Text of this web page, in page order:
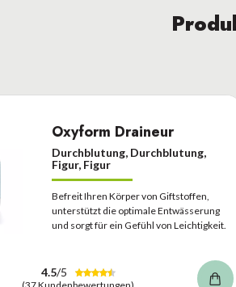
Oxyform Draineur
Durchblutung, Durchblutung,
Figur, Figur
Befreit Ihren Körper von Giftstoffen,
unterstützt die optimale Entwässerung
und sorgt für ein Gefühl von Leichtigkeit.
4.5/5